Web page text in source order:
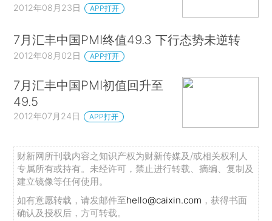
2012年08月23日 APP打开
7月汇丰中国PMI终值49.3 下行态势未逆转
2012年08月02日 APP打开
7月汇丰中国PMI初值回升至
49.5
2012年07月24日 APP打开
财新网所刊载内容之知识产权为财新传媒及/或相关权利人
专属所有或持有。未经许可，禁止进行转载、摘编、复制及
建立镜像等任何使用。
如有意愿转载，请发邮件至hello@caixin.com ，获得书面
确认及授权后，方可转载。